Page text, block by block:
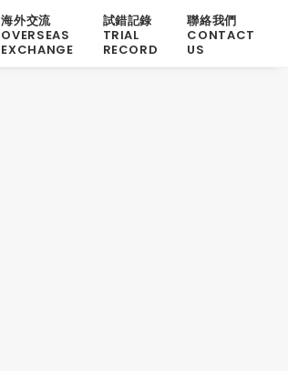
海外交流
OVERSEAS
EXCHANGE
試錯記錄
TRIAL
RECORD
聯絡我們
CONTACT
US